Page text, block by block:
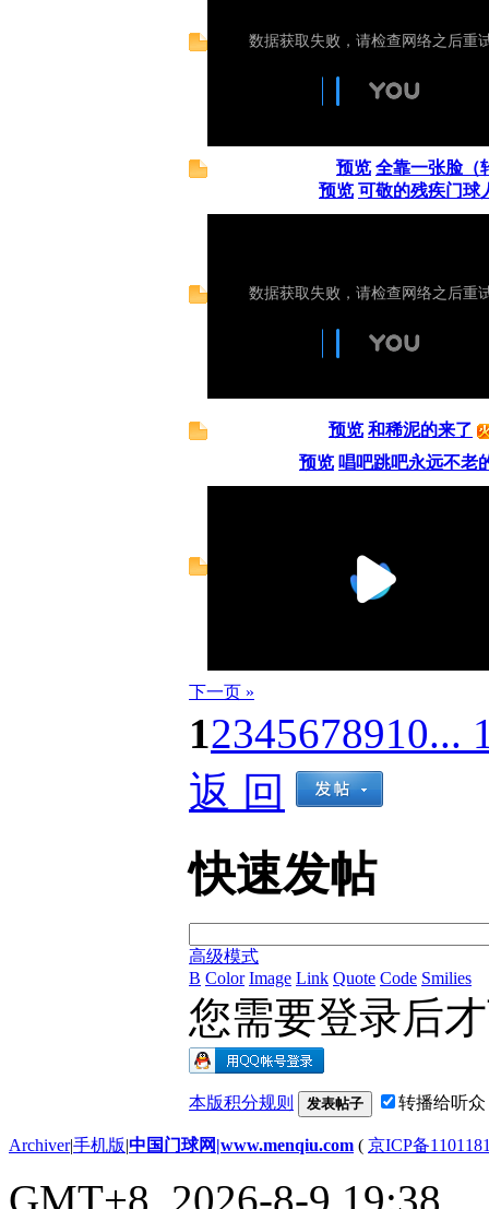
预览 全靠一张脸（
预览 可敬的残疾门球
预览 和稀泥的来了
预览 唱吧跳吧永远不老
下一页 »
12345678910...
返 回
快速发帖
高级模式
B Color Image Link Quote Code Smilies
您需要登录后
本版积分规则 发表帖子 转播给听众
Archiver|手机版|中国门球网|www.menqiu.com ( 京ICP备